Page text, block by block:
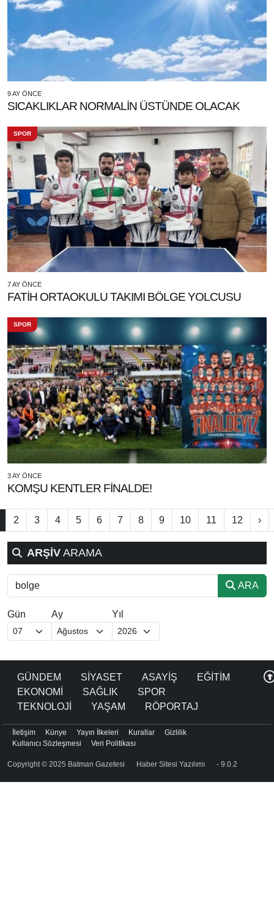
9 AY ÖNCE
SICAKLIKLAR NORMALİN ÜSTÜNDE OLACAK
SPOR
7 AY ÖNCE
FATİH ORTAOKULU TAKIMI BÖLGE YOLCUSU
SPOR
3 AY ÖNCE
KOMŞU KENTLER FİNALDE!
2 3 4 5 6 7 8 9 10 11 12 ›
ARŞİV ARAMA
ARA
Gün Ay Yıl
GÜNDEM SİYASET ASAYİŞ
EĞİTİM
EKONOMİ
SAĞLIK
SPOR
TEKNOLOJİ
YAŞAM RÖPORTAJ
Copyright © 2025 Batman Gazetesi Haber Sitesi Yazılımı - 9.0.2
İletişim Künye Yayın İlkeleri Kurallar
Gizlilik
Kullanıcı Sözleşmesi
Veri Politikası